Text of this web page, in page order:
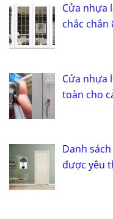
Cửa nhựa
chắc chắn
Cửa nhựa
toàn cho
Danh
được yêu